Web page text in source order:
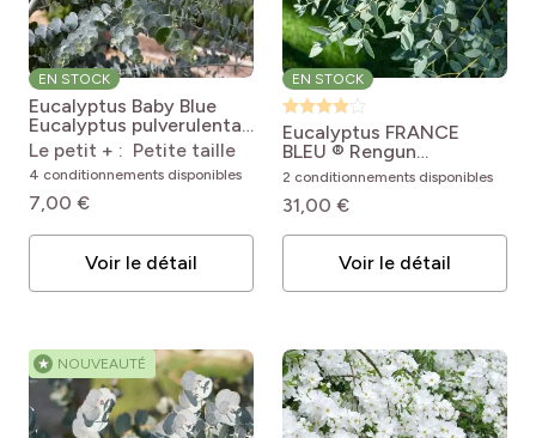
EN STOCK
Eucalyptus Baby Blue
Eucalyptus pulverulenta
Baby Blue
Le petit + : Petite taille
4 conditionnements disponibles
7,00 €
Voir le détail
EN STOCK
Eucalyptus FRANCE
BLEU ® Rengun
Eucalyptus gunnii France
Bleu® Rengun
2 conditionnements disponibles
31,00 €
Voir le détail
★ NOUVEAUTÉ